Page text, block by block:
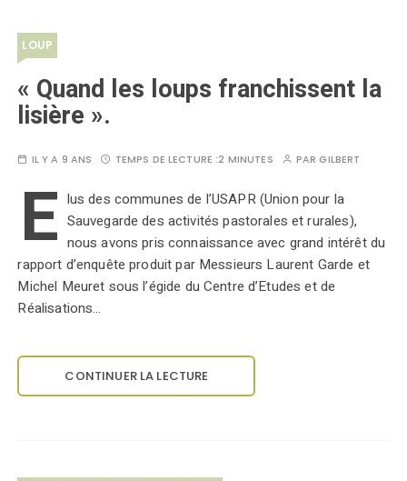
LOUP
« Quand les loups franchissent la
lisière ».
IL Y A 9 ANS TEMPS DE LECTURE :2 MINUTES PARGILBERT
E lus des communes de l’USAPR (Union pour la
Sauvegarde des activités pastorales et rurales),
nous avons pris connaissance avec grand intérêt du
rapport d’enquête produit par Messieurs Laurent Garde et
Michel Meuret sous l’égide du Centre d’Etudes et de
Réalisations…
CONTINUER LA LECTURE